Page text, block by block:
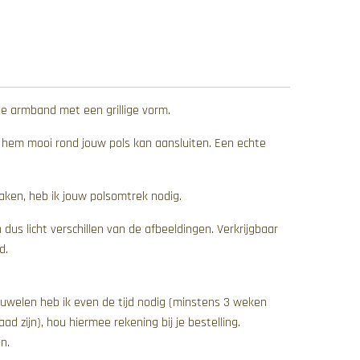
armband met een grillige vorm.
mooi rond jouw pols kan aansluiten. Een echte
heb ik jouw polsomtrek nodig.
licht verschillen van de afbeeldingen. Verkrijgbaar
heb ik even de tijd nodig (minstens 3 weken
zijn), hou hiermee rekening bij je bestelling.